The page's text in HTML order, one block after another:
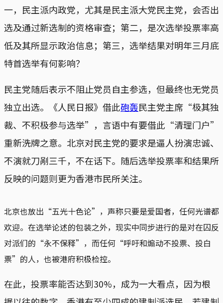
一，民主派内政党，尤其是民主派大党民主党，会否出
选及通过新选制的资格审查；第二，是次选举投票率高
低及其所显示政治信息；第三，选举结果对明年三月底
特首选举有何影响？
民主党随后表示不阻止党员自主参选，但最终也无党员
独立出选。《人民日报》借此砲轰民主党主席“极其独
裁、不积极参与选举”，言语中有要借此“清理门户”
重新洗牌之意。北京对民主党的要求是逼人扮演忠诚、
不演就刀剐三千，不在话下。随后选举投票率和结果所
反映的问题则更为香港市民所关注。
北京也放出“五光十色论”，声称只要是爱国者，任何光谱都
欢迎。在选举论述的包装之外，现实中同步进行的是对在囚反
对派们的“永不保释”，而任何“呼吁和煽动不投票、投白
票”的人，也被港府积极检控。
在此，投票率能否达到30%，成为一大看点，因为根